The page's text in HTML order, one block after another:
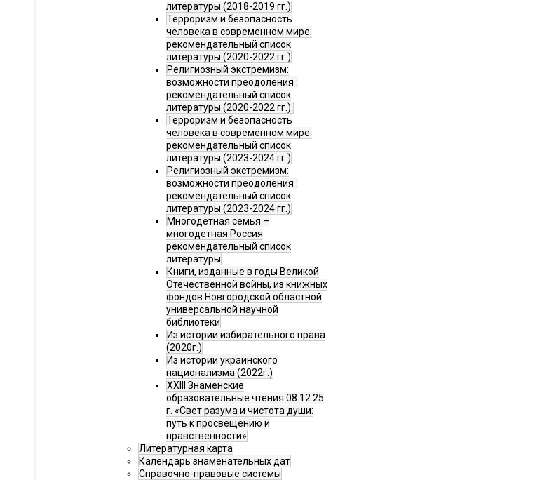
литературы (2018-2019 гг.)
Терроризм и безопасность
человека в современном мире:
рекомендательный список
литературы (2020-2022 гг.)
Религиозный экстремизм:
возможности преодоления :
рекомендательный список
литературы (2020-2022 гг.).
Терроризм и безопасность
человека в современном мире:
рекомендательный список
литературы (2023-2024 гг.)
Религиозный экстремизм:
возможности преодоления :
рекомендательный список
литературы (2023-2024 гг.)
Многодетная семья –
многодетная Россия
рекомендательный список
литературы
Книги, изданные в годы Великой
Отечественной войны, из книжных
фондов Новгородской областной
универсальной научной
библиотеки
Из истории избирательного права
(2020г.)
Из истории украинского
национализма (2022г.)
XXIII Знаменские
образовательные чтения 08.12.25
г. «Свет разума и чистота души:
путь к просвещению и
нравственности»
Литературная карта
Календарь знаменательных дат
Справочно-правовые системы